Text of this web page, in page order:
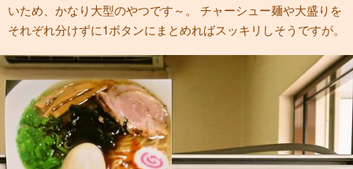
いため、かなり大型のやつです～。 チャーシュー麺や大盛りを
それぞれ分けずに1ボタンにまとめればスッキリしそうですが。